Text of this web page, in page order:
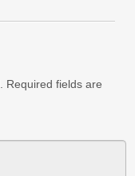
Required fields are